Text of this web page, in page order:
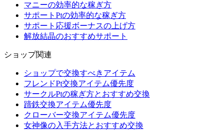
マニーの効率的な稼ぎ方
サポートPtの効率的な稼ぎ方
サポート応援ボーナスの上げ方
解放結晶のおすすめサポート
ショップ関連
ショップで交換すべきアイテム
フレンドPt交換アイテム優先度
サークルPtの稼ぎ方とおすすめ交換
蹄鉄交換アイテム優先度
クローバー交換アイテム優先度
女神像の入手方法とおすすめ交換